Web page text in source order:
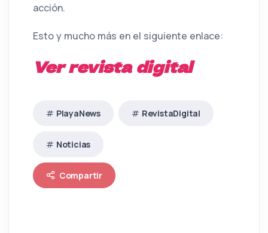
acción.
Esto y mucho más en el siguiente enlace:
Ver revista digital
PlayaNews RevistaDigital
Noticias
Compartir